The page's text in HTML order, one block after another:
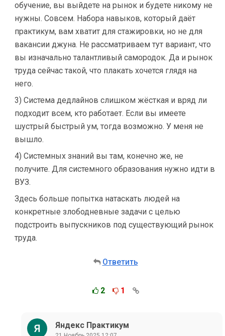
обучение, вы выйдете на рынок и будете никому не
нужны. Совсем. Набора навыков, который даёт
практикум, вам хватит для стажировки, но не для
вакансии джуна. Не рассматриваем тут вариант, что
вы изначально талантливый самородок. Да и рынок
труда сейчас такой, что плакать хочется глядя на
него.
3) Система дедлайнов слишком жёсткая и вряд ли
подходит всем, кто работает. Если вы имеете
шустрый быстрый ум, тогда возможно. У меня не
вышло.
4) Системных знаний вы там, конечно же, не
получите. Для системного образования нужно идти в
ВУЗ.
Здесь больше попытка натаскать людей на
конкретные злободневные задачи с целью
подстроить выпускников под существующий рынок
труда.
Ответить
2 1
Яндекс Практикум